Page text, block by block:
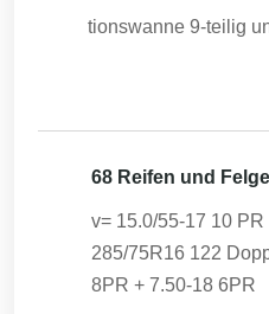
tionswanne 9-teilig
68 Reifen und
v= 15.0/55-17 10
285/75R16 122
8PR + 7.50-18 6PR